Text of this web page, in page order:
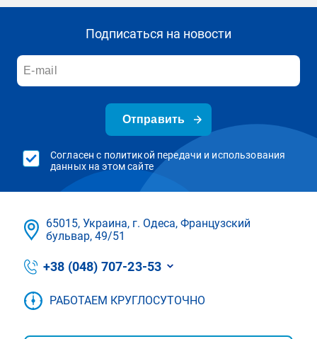
Подписаться на новости
Отправить
Согласен с политикой передачи и использования
данных на этом сайте
65015, Украина, г. Одеса, Французский
бульвар, 49/51
+38 (048) 707-23-53
РАБОТАЕМ КРУГЛОСУТОЧНО